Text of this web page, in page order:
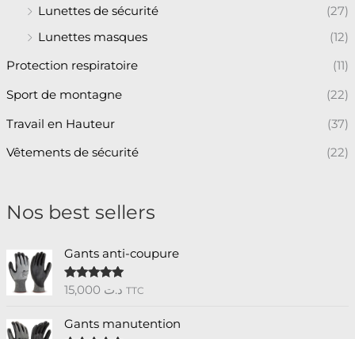
Lunettes de sécurité
(27)
Lunettes masques
(12)
Protection respiratoire (11)
Sport de montagne (22)
Travail en Hauteur (37)
Vêtements de sécurité (22)
Nos best sellers
Gants anti-coupure
Note5.00د.ت TTC
Gants manutention